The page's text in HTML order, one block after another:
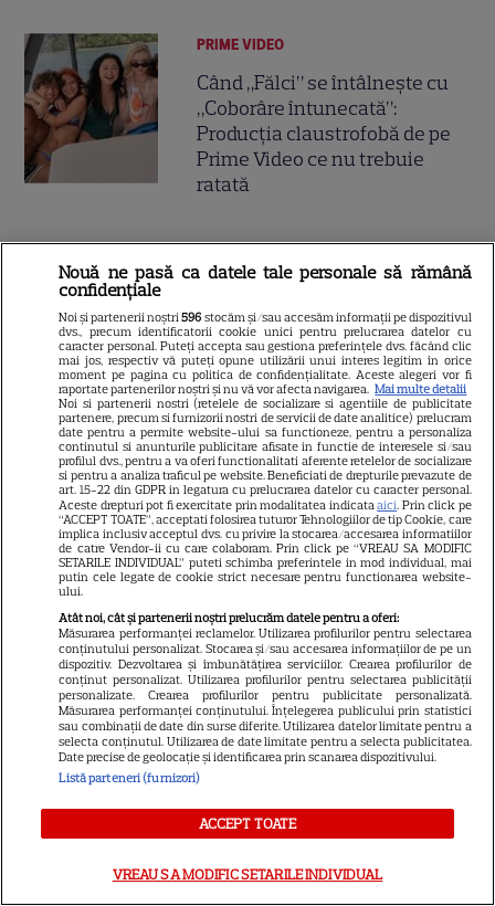
PRIME VIDEO
Când „Fălci” se întâlnește cu
„Coborâre întunecată”:
Producția claustrofobă de pe
Prime Video ce nu trebuie
ratată
28
VEDETE ROMÂNEŞTI
Laura Cosoi a ales un nume
special pentru cea de-a cincea
fetiță. Prima imagine cu Nina:
„Nu mă satur să o privesc”
10
VEDETE ROMÂNEŞTI
Iulia Albu a prezentat „patul
anti-divorț” din vila sa de
peste 1 milion de euro! Ce
spune designerul despre piesa
de mobilier: „Nu prea ai timp să
te cerți”
Teo Trandafir, despre viața
după ce fiica ei, Maia, a plecat
Nouă ne pasă ca datele tale personale să rămână
confidențiale
Noi și partenerii noștri596 stocăm și/sau accesăm informații pe dispozitivul
dvs., precum identificatorii cookie unici pentru prelucrarea datelor cu
caracter personal. Puteți accepta sau gestiona preferințele dvs. făcând clic
mai jos, respectiv vă puteți opune utilizării unui interes legitim în orice
moment pe pagina cu politica de confidențialitate. Aceste alegeri vor fi
raportate partenerilor noștri și nu vă vor afecta navigarea. Mai multe detalii
Noi si partenerii nostri (retelele de socializare si agentiile de publicitate
partenere, precum si furnizorii nostri de servicii de date analitice) prelucram
date pentru a permite website-ului sa functioneze, pentru a personaliza
continutul si anunturile publicitare afisate in functie de interesele si/sau
profilul dvs., pentru a va oferi functionalitati aferente retelelor de socializare
si pentru a analiza traficul pe website. Beneficiati de drepturile prevazute de
art. 15-22 din GDPR in legatura cu prelucrarea datelor cu caracter personal.
Aceste drepturi pot fi exercitate prin modalitatea indicataaici. Prin click pe
“ACCEPT TOATE”, acceptati folosirea tuturor Tehnologiilor de tip Cookie, care
implica inclusiv acceptul dvs. cu privire la stocarea/accesarea informatiilor
de catre Vendor-ii cu care colaboram. Prin click pe “VREAU SA MODIFIC
SETARILE INDIVIDUAL” puteti schimba preferintele in mod individual, mai
putin cele legate de cookie strict necesare pentru functionarea website-
ului.
Atât noi, cât și partenerii noștri prelucrăm datele pentru a oferi:
Măsurarea performanței reclamelor. Utilizarea profilurilor pentru selectarea
conținutului personalizat. Stocarea și/sau accesarea informațiilor de pe un
dispozitiv. Dezvoltarea și îmbunătățirea serviciilor. Crearea profilurilor de
conținut personalizat. Utilizarea profilurilor pentru selectarea publicității
personalizate. Crearea profilurilor pentru publicitate personalizată.
Măsurarea performanței conținutului. Înțelegerea publicului prin statistici
sau combinații de date din surse diferite. Utilizarea datelor limitate pentru a
selecta conținutul. Utilizarea de date limitate pentru a selecta publicitatea.
Date precise de geolocație și identificarea prin scanarea dispozitivului.
Listă parteneri (furnizori)
ACCEPT TOATE
VREAU SA MODIFIC SETARILE INDIVIDUAL